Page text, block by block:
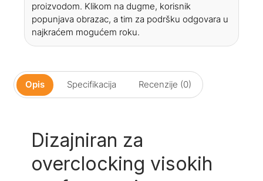
proizvodom. Klikom na dugme, korisnik
popunjava obrazac, a tim za podršku odgovara u
najkraćem mogućem roku.
Opis Specifikacija Recenzije (0)
Dizajniran za
overclocking visokih